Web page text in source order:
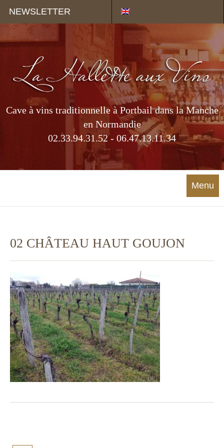
NEWSLETTER
Cave à vins traditionnelle à Portbail dans la Manche
en Normandie
02.33.94.31.52 - 06.47.13.11.34
Menu
02 CHÂTEAU HAUT GOUJON
Panneau de gestion des cookies